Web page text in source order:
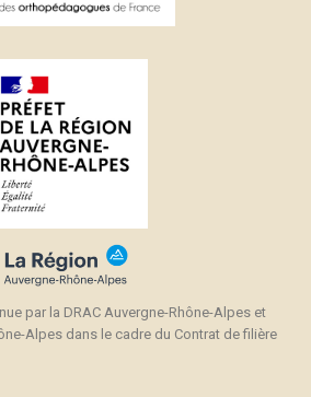
par la DRAC Auvergne-Rhône-Alpes et
Alpes dans le cadre du Contrat de filière